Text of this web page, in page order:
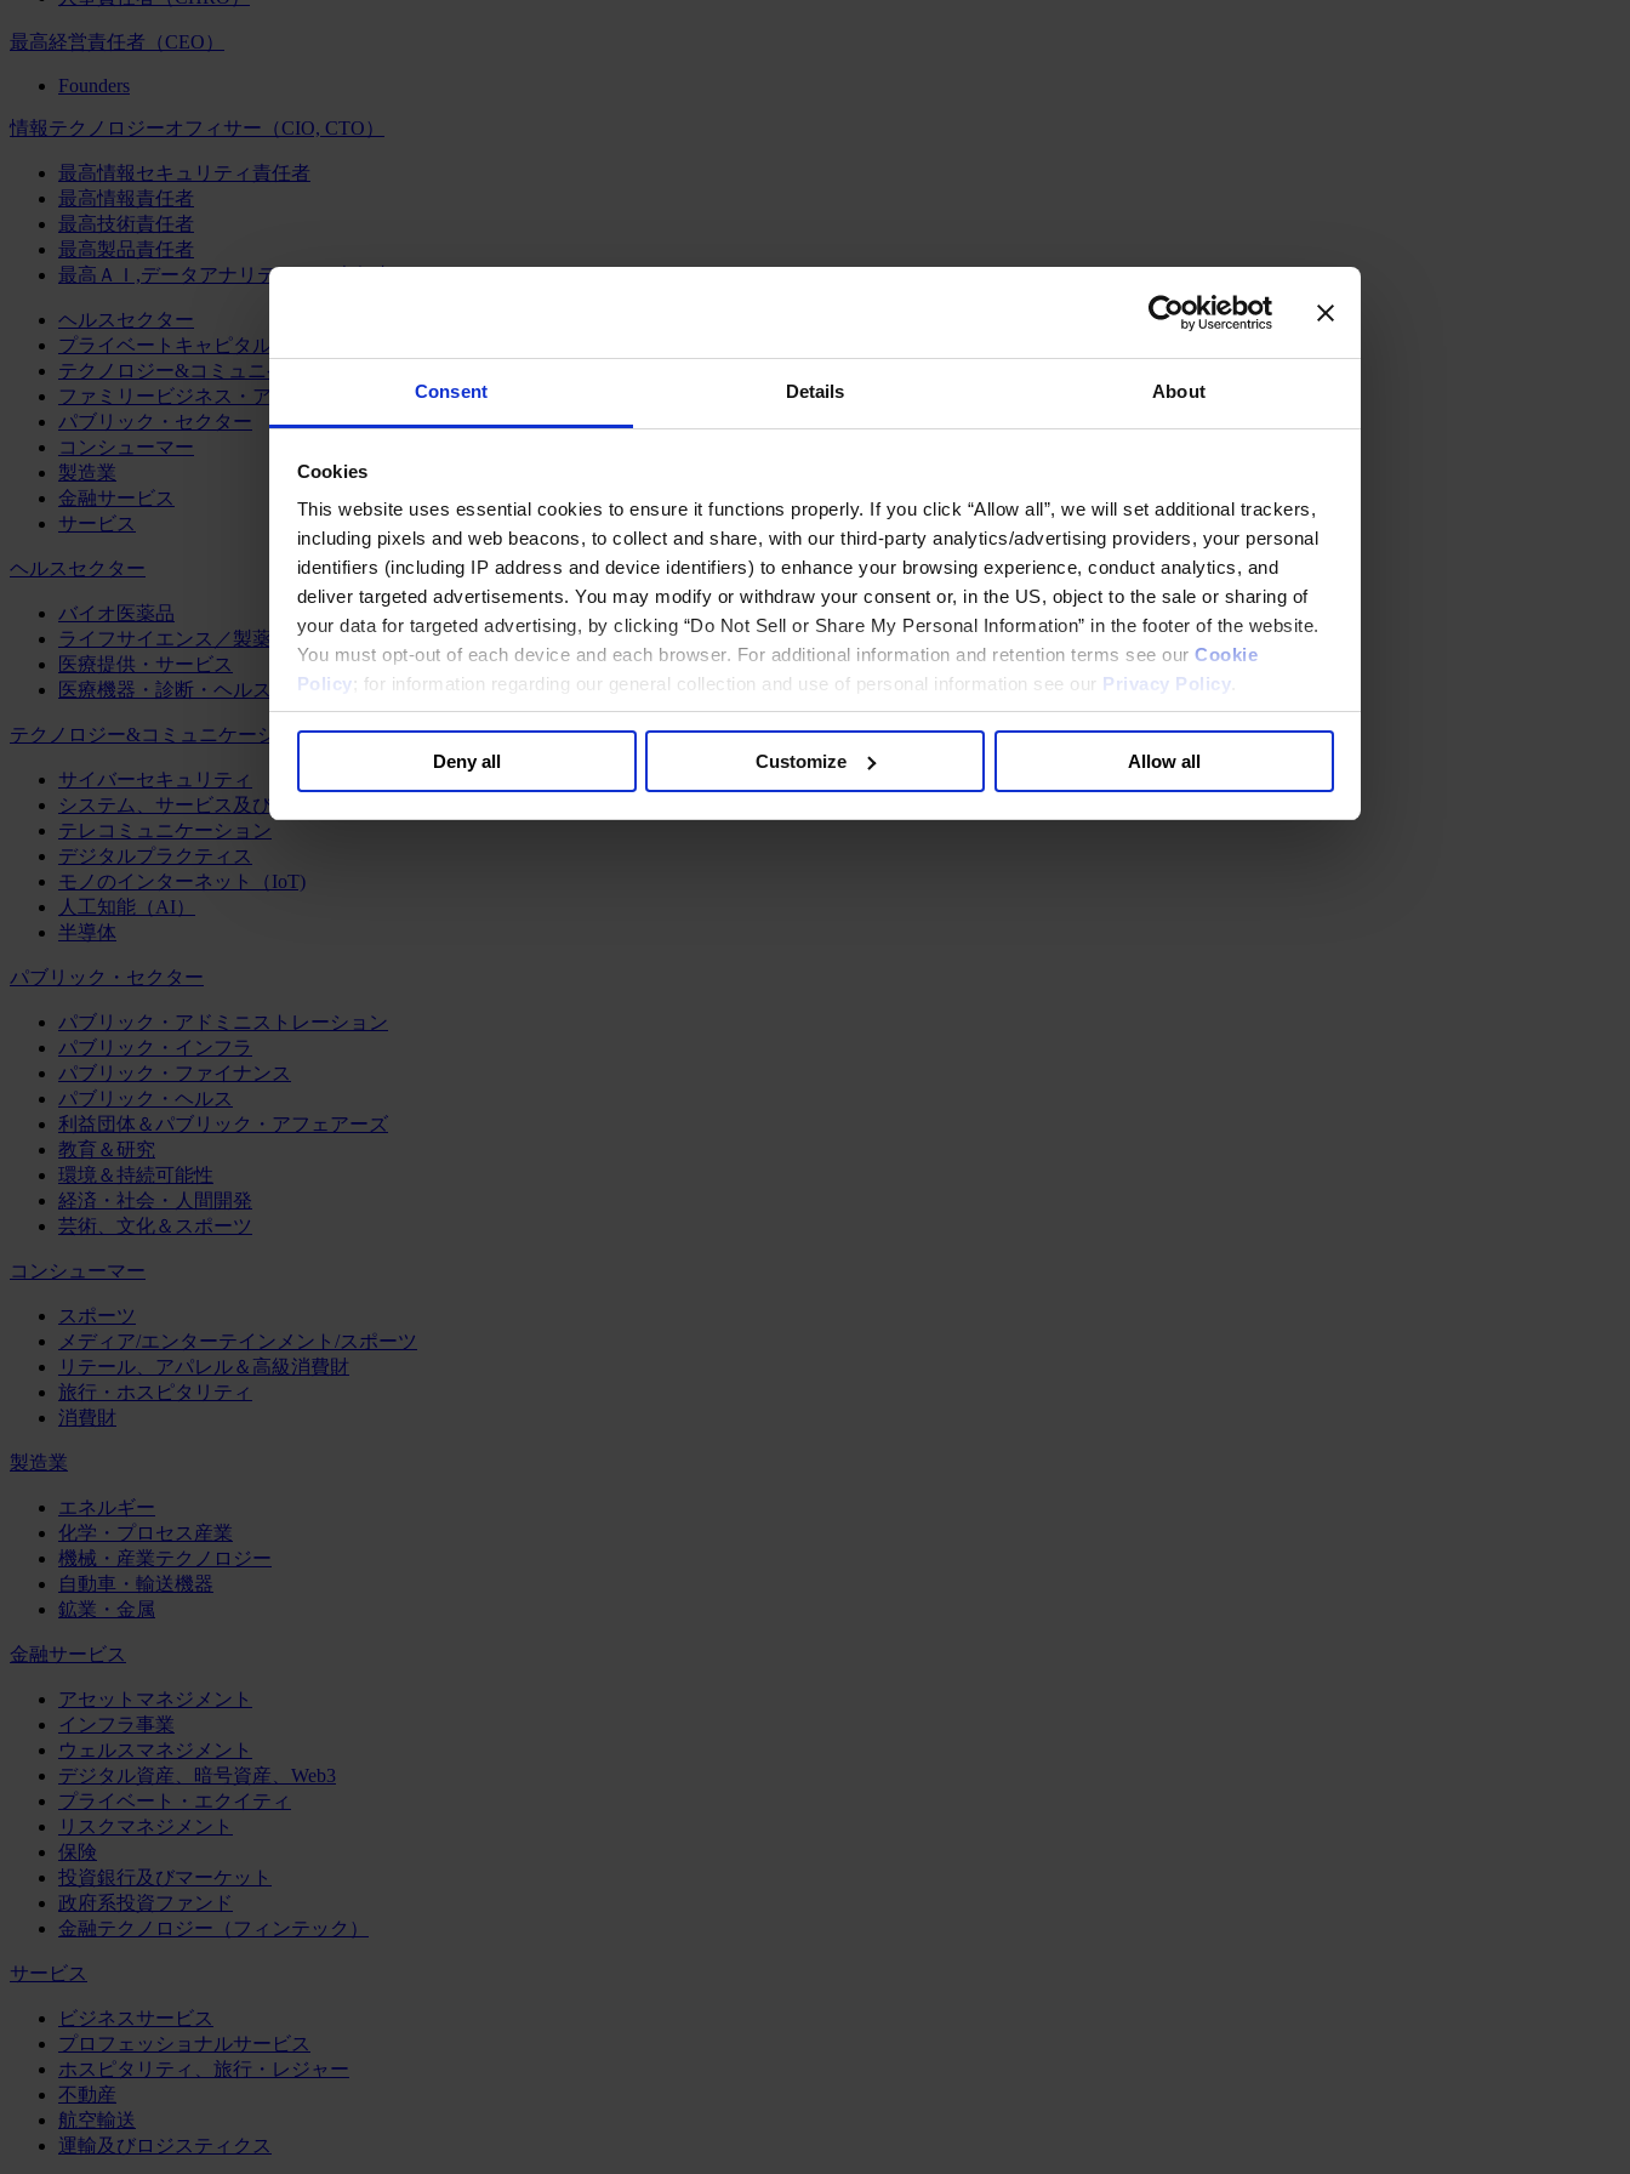
Consent Details About
Cookies
This website uses essential cookies to ensure it functions properly. If you click “Allow all”, we will set additional trackers,
including pixels and web beacons, to collect and share, with our third-party analytics/advertising providers, your personal
identifiers (including IP address and device identifiers) to enhance your browsing experience, conduct analytics, and
deliver targeted advertisements. You may modify or withdraw your consent or, in the US, object to the sale or sharing of
your data for targeted advertising, by clicking “Do Not Sell or Share My Personal Information” in the footer of the website.
You must opt-out of each device and each browser. For additional information and retention terms see our Cookie
Policy; for information regarding our general collection and use of personal information see our Privacy Policy
Deny all Customize Allow all
最高経営責任者（CEO）
Founders
情報テクノロジーオフィサー（CIO, CTO）
最高情報セキュリティ責任者
最高情報責任者
最高技術責任者
最高製品責任者
最高ＡＩ,データアナリティクス責任者
ヘルスセクター
プライベートキャピタル
テクノロジー&コミュニケーション
ファミリービジネス・アドバイザリー
パブリック・セクター
コンシューマー
製造業
金融サービス
サービス
ヘルスセクター
バイオ医薬品
ライフサイエンス／製薬
医療提供・サービス
医療機器・診断・ヘルスケアテクノロジー
テクノロジー&コミュニケーション
サイバーセキュリティ
システム、サービス及びソフトウェア
テレコミュニケーション
デジタルプラクティス
モノのインターネット（IoT)
人工知能（AI）
半導体
パブリック・セクター
パブリック・アドミニストレーション
パブリック・インフラ
パブリック・ファイナンス
パブリック・ヘルス
利益団体＆パブリック・アフェアーズ
教育＆研究
環境＆持続可能性
経済・社会・人間開発
芸術、文化＆スポーツ
コンシューマー
スポーツ
メディア/エンターテインメント/スポーツ
リテール、アパレル＆高級消費財
旅行・ホスピタリティ
消費財
製造業
エネルギー
化学・プロセス産業
機械・産業テクノロジー
自動車・輸送機器
鉱業・金属
金融サービス
アセットマネジメント
インフラ事業
ウェルスマネジメント
デジタル資産、暗号資産、Web3
プライベート・エクイティ
リスクマネジメント
保険
投資銀行及びマーケット
政府系投資ファンド
金融テクノロジー（フィンテック）
サービス
ビジネスサービス
プロフェッショナルサービス
ホスピタリティ、旅行・レジャー
不動産
航空輸送
運輸及びロジスティクス